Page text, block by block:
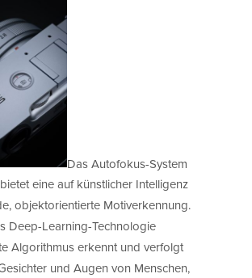
Das Autofokus-System
eine auf künstlicher Intelligenz
objektorientierte Motiverkennung.
Deep-Learning-Technologie
Algorithmus erkennt und verfolgt
und Augen von Menschen,